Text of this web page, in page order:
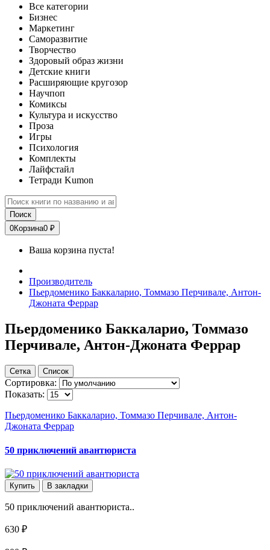
Все категории
Бизнес
Маркетинг
Саморазвитие
Творчество
Здоровый образ жизни
Детские книги
Расширяющие кругозор
Научпоп
Комиксы
Культура и искусство
Проза
Игры
Психология
Комплекты
Лайфстайл
Тетради Kumon
Поиск
0Корзина0 ₽
Ваша корзина пуста!
Производитель
Пьердоменико Баккаларио, Томмазо Перчивале, Антон-
Джоната Феррар
Пьердоменико Баккаларио, Томмазо
Перчивале, Антон-Джоната Феррар
Сетка Список
Сортировка:
Показать:
Пьердоменико Баккаларио, Томмазо Перчивале, Антон-
Джоната Феррар
50 приключений авантюриста
Купить В закладки
50 приключений авантюриста..
630 ₽